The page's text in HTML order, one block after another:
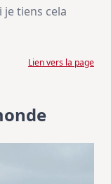
je tiens cela
Lien vers la page